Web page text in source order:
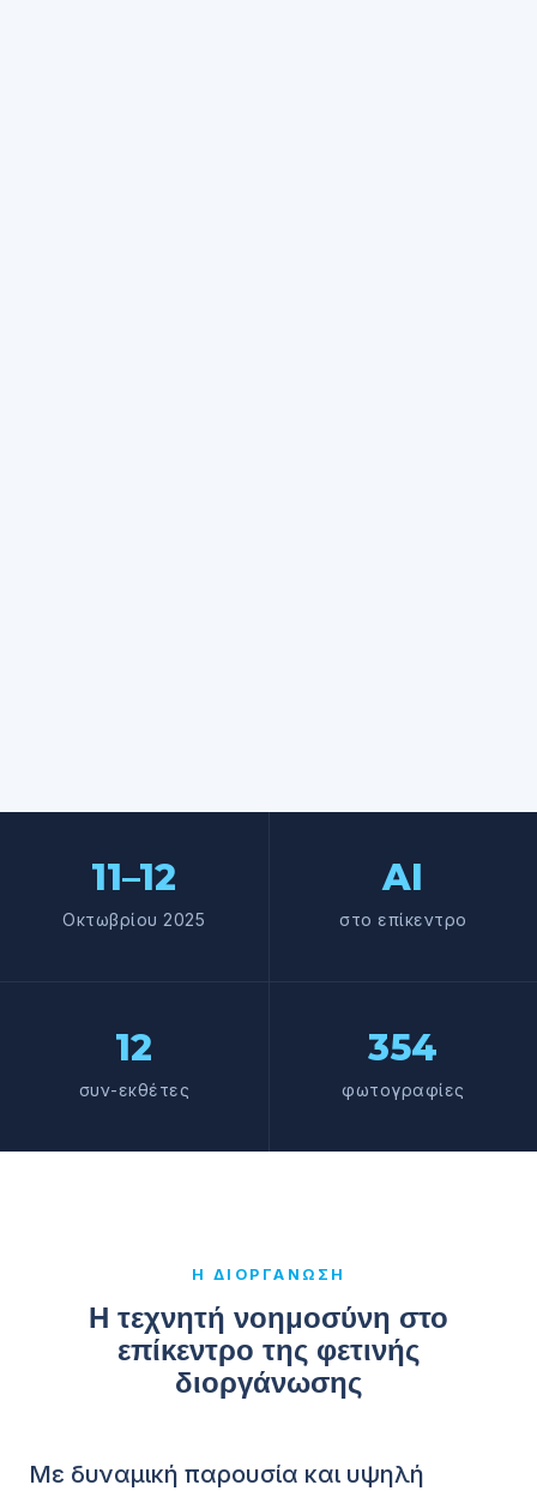
11–12
Οκτωβρίου 2025
AI
στο επίκεντρο
12
συν-εκθέτες
354
φωτογραφίες
Η ΔΙΟΡΓΆΝΩΣΗ
Η τεχνητή νοημοσύνη στο
επίκεντρο της φετινής
διοργάνωσης
Με δυναμική παρουσία και υψηλή